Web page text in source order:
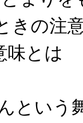
きの注
味とは
という